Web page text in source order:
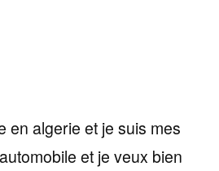
en algerie et je suis mes
et je veux bien